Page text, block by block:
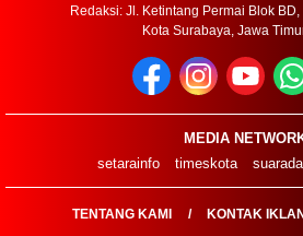
Redaksi: Jl. Ketintang Permai Blok BD,
Kota Surabaya, Jawa
MEDIA
setarainfo
timeskota
TENTANG KAMI KONTAK